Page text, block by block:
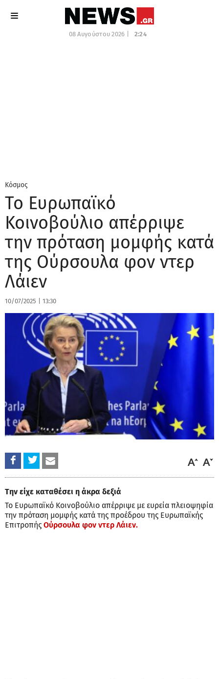
08 Αυγούστου 2026 | 2:24
Κόσμος
Το Ευρωπαϊκό
Κοινοβούλιο απέρριψε
την πρόταση μομφής κατά
της Ούρσουλα φον ντερ
Λάιεν
10/07/2025 13:30
Την είχε καταθέσει η άκρα δεξιά
Το Ευρωπαϊκό Κοινοβούλιο απέρριψε με ευρεία πλειοψηφία
την πρόταση μομφής κατά της προέδρου της Ευρωπαϊκής
Επιτροπής Ούρσουλα φον ντερ Λάιεν.